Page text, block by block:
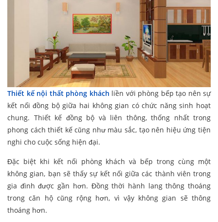
Thiết kế nội thất phòng khách liền với phòng bếp tạo nên sự
kết nối đồng bộ giữa hai không gian có chức năng sinh hoạt
chung. Thiết kế đồng bộ và liên thông, thống nhất trong
phong cách thiết kế cũng như màu sắc, tạo nên hiệu ứng tiện
nghi cho cuộc sống hiện đại.
Đặc biệt khi kết nối phòng khách và bếp trong cùng một
không gian, bạn sẽ thấy sự kết nối giữa các thành viên trong
gia đình được gần hơn. Đồng thời hành lang thông thoáng
trong căn hộ cũng rộng hơn, vì vậy không gian sẽ thông
thoáng hơn.